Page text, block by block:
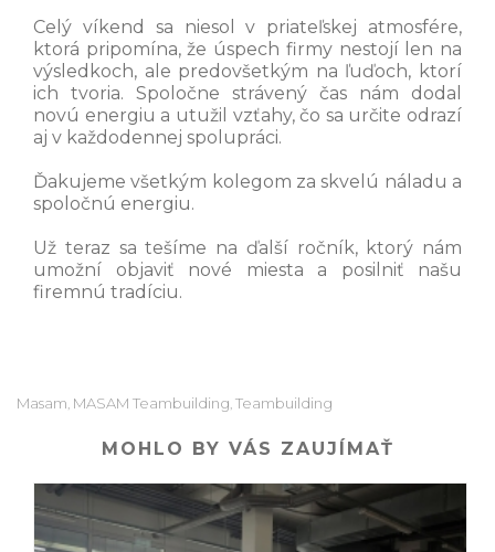
Celý víkend sa niesol v priateľskej atmosfére,
ktorá pripomína, že úspech firmy nestojí len na
výsledkoch, ale predovšetkým na ľuďoch, ktorí
ich tvoria. Spoločne strávený čas nám dodal
novú energiu a utužil vzťahy, čo sa určite odrazí
aj v každodennej spolupráci.
Ďakujeme všetkým kolegom za skvelú náladu a
spoločnú energiu.
Už teraz sa tešíme na ďalší ročník, ktorý nám
umožní objaviť nové miesta a posilniť našu
firemnú tradíciu.
Masam, MASAM Teambuilding, Teambuilding
MOHLO BY VÁS ZAUJÍMAŤ